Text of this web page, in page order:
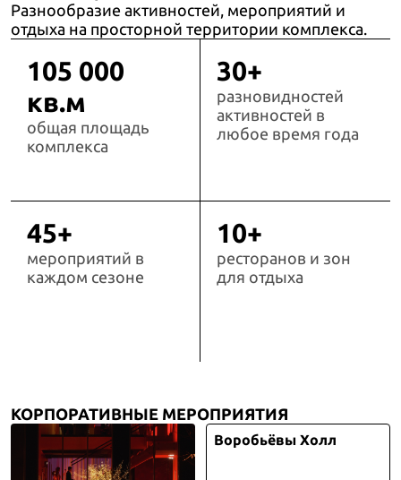
Разнообразие активностей, мероприятий и
отдыха на просторной территории комплекса.
105 000
кв.м
общая площадь
комплекса
30+
разновидностей
активностей в
любое время года
45+
мероприятий в
каждом сезоне
10+
ресторанов и зон
для отдыха
КОРПОРАТИВНЫЕ МЕРОПРИЯТИЯ
Воробьёвы Холл